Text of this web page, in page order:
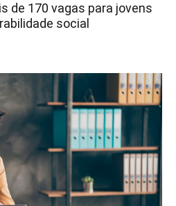
de 170 vagas para jovens
social